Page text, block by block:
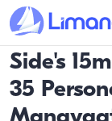
Side's
35